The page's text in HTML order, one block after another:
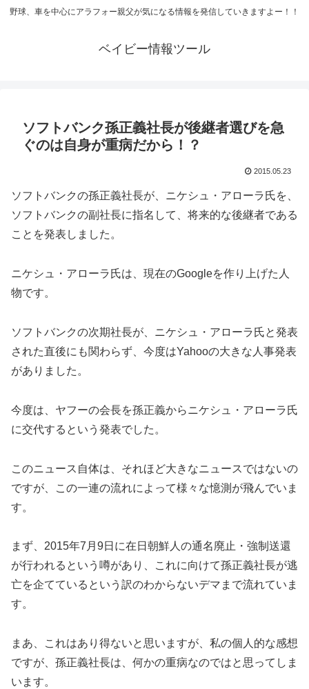
野球、車を中心にアラフォー親父が気になる情報を発信していきますよー！！
ベイビー情報ツール
ソフトバンク孫正義社長が後継者選びを急
ぐのは自身が重病だから！？
2015.05.23
ソフトバンクの孫正義社長が、ニケシュ・アローラ氏を、
ソフトバンクの副社長に指名して、将来的な後継者である
ことを発表しました。
ニケシュ・アローラ氏は、現在のGoogleを作り上げた人
物です。
ソフトバンクの次期社長が、ニケシュ・アローラ氏と発表
された直後にも関わらず、今度はYahooの大きな人事発表
がありました。
今度は、ヤフーの会長を孫正義からニケシュ・アローラ氏
に交代するという発表でした。
このニュース自体は、それほど大きなニュースではないの
ですが、この一連の流れによって様々な憶測が飛んでいま
す。
まず、2015年7月9日に在日朝鮮人の通名廃止・強制送還
が行われるという噂があり、これに向けて孫正義社長が逃
亡を企てているという訳のわからないデマまで流れていま
す。
まあ、これはあり得ないと思いますが、私の個人的な感想
ですが、孫正義社長は、何かの重病なのではと思ってしま
います。